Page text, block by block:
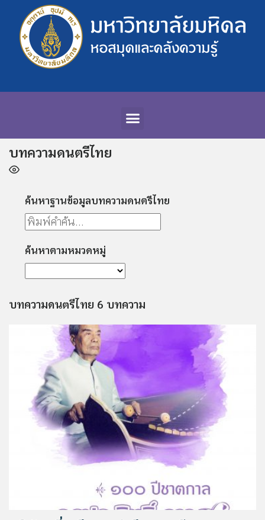
บทความดนตรีไทย
ค้นหาฐานข้อมูลบทความดนตรีไทย
ค้นหาตามหมวดหมู่
บทความดนตรีไทย 6 บทความ